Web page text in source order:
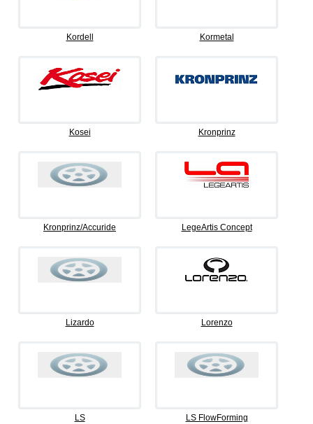
Kordell Kormetal
Kosei Kronprinz
Kronprinz/Accuride LegeArtis Concept
Lizardo Lorenzo
LS LS FlowForming